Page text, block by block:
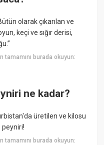
olarak çıkarılan ve
keçi ve sığır derisi,
tamamını burada okuyun:
ne kadar?
üretilen ve kilosu
peyniri!
tamamını burada okuyun: